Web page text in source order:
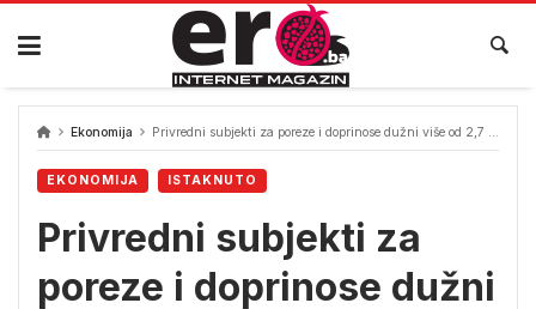
Skip
content
Ekonomija Privredni subjekti za poreze i doprinose dužni više od 2,7 milijardi KM
EKONOMIJA ISTAKNUTO
Privredni subjekti za
poreze i doprinose dužni